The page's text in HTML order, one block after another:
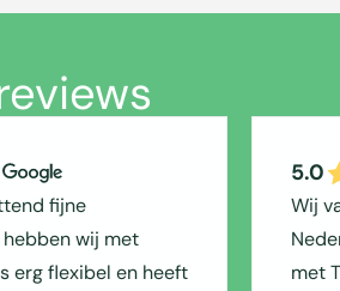
fijne
wij met
erg flexibel en heeft
5.0
Wij
met